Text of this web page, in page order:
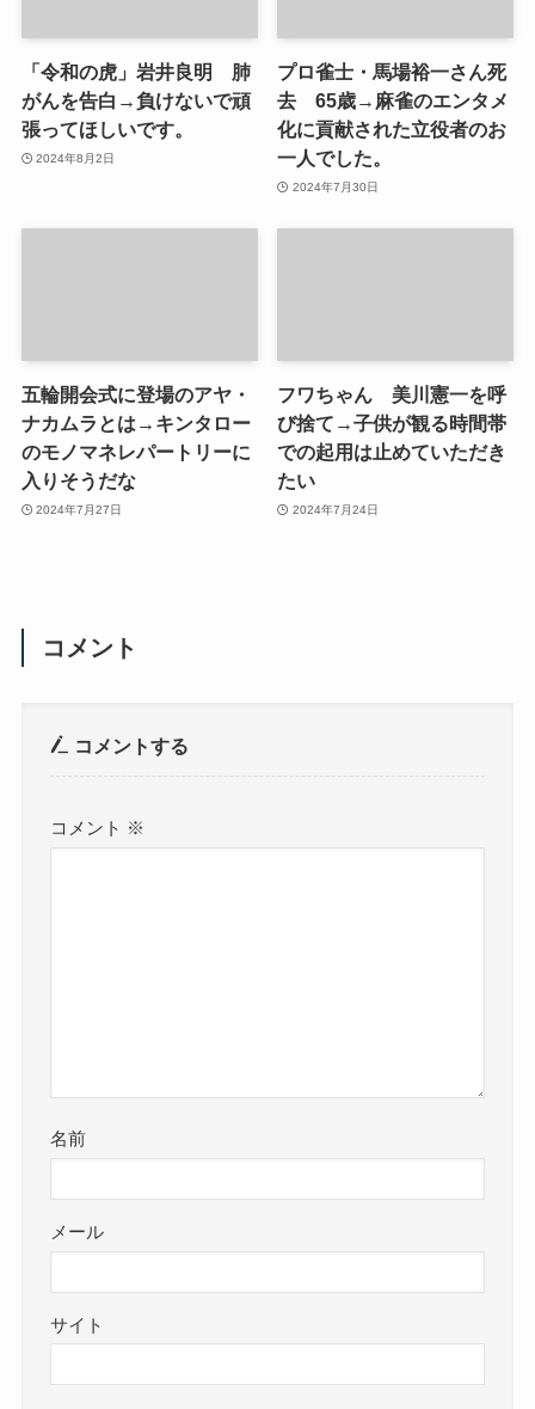
「令和の虎」岩井良明 肺
がんを告白→負けないで頑
張ってほしいです。
2024年8月2日
プロ雀士・馬場裕一さん死
去 65歳→麻雀のエンタメ
化に貢献された立役者のお
一人でした。
2024年7月30日
五輪開会式に登場のアヤ・
ナカムラとは→キンタロー
のモノマネレパートリーに
入りそうだな
2024年7月27日
フワちゃん 美川憲一を呼
び捨て→子供が観る時間帯
での起用は止めていただき
たい
2024年7月24日
コメント
コメントする
コメント ※
名前
メール
サイト